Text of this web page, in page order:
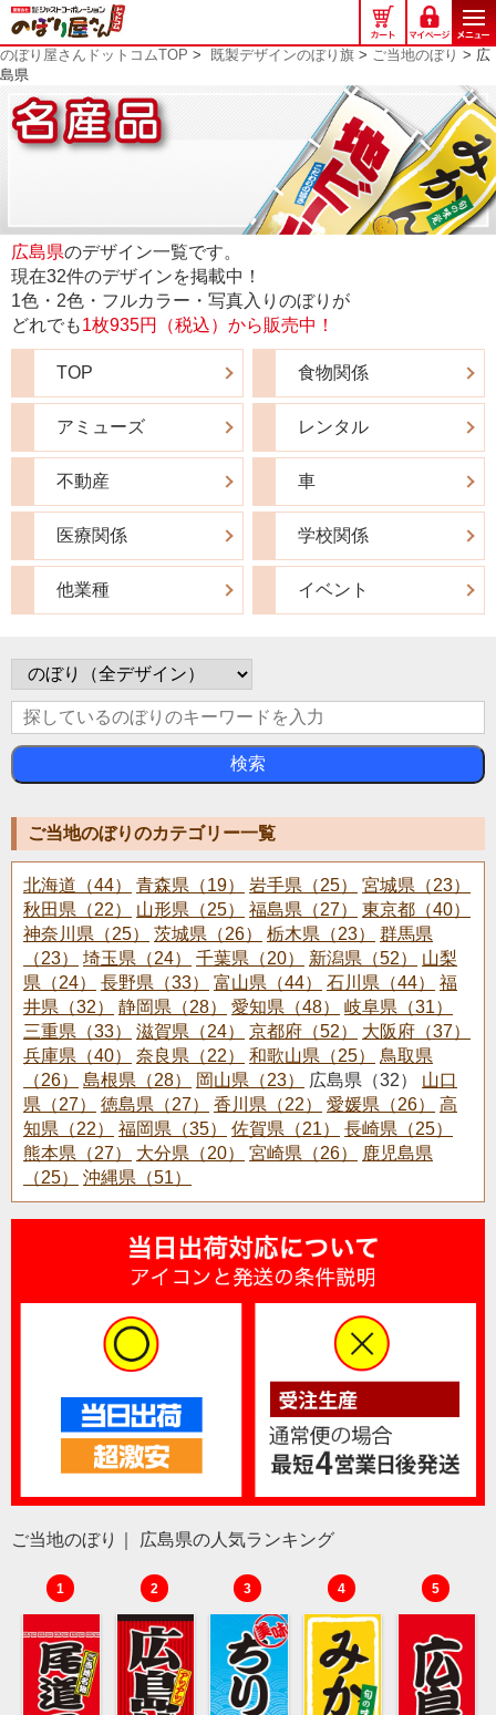
の
ぼ
り
屋
さ
ん
コ
ム
のぼり屋さんドットコムTOP > 既製デザインのぼり旗 > ご当地のぼり > 広
島県
広島県のデザイン一覧です。
現在32件のデザインを掲載中！
1色・2色・フルカラー・写真入りのぼりが
どれでも1枚935円（税込）から販売中！
TOP
アミューズ
不動産
医療関係
他業種
食物関係
レンタル
車
学校関係
イベント
検索
ご当地のぼりのカテゴリー一覧
北海道（44） 青森県（19） 岩手県（25）
宮城県（23）
秋田県（22）
山形県（25） 福島県（27）
東京都（40）
神奈川県（25）
茨城県（26） 栃木県（23）
群馬県
（23）
埼玉県（24） 千葉県（20） 新潟県（52）
山梨
県（24）
長野県（33） 富山県（44） 石川県（44）
福
井県（32）
静岡県（28） 愛知県（48）
岐阜県（31）
三重県（33）
滋賀県（24） 京都府（52）
大阪府（37）
兵庫県（40）
奈良県（22） 和歌山県（25）
鳥取県
（26）
島根県（28） 岡山県（23） 広島県（32）
山口
県（27）
徳島県（27） 香川県（22） 愛媛県（26）
高
知県（22）
福岡県（35） 佐賀県（21）
長崎県（25）
熊本県（27）
大分県（20） 宮崎県（26）
鹿児島県
（25）
沖縄県（51）
ご当地のぼり｜ 広島県の人気ランキング
1 2 3 4 5